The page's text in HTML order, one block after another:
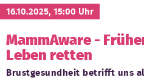
Blog
Angebot
Wissenswertes
16.10.2025, 15:00 Uhr
MammAware -
Leben retten
Brustgesundheit betrifft uns